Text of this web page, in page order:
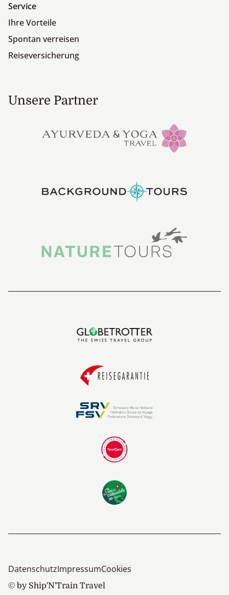
Service
Ihre Vorteile
Spontan verreisen
Reiseversicherung
Unsere Partner
© by Ship'N'Train Travel
DatenschutzImpressumCookies